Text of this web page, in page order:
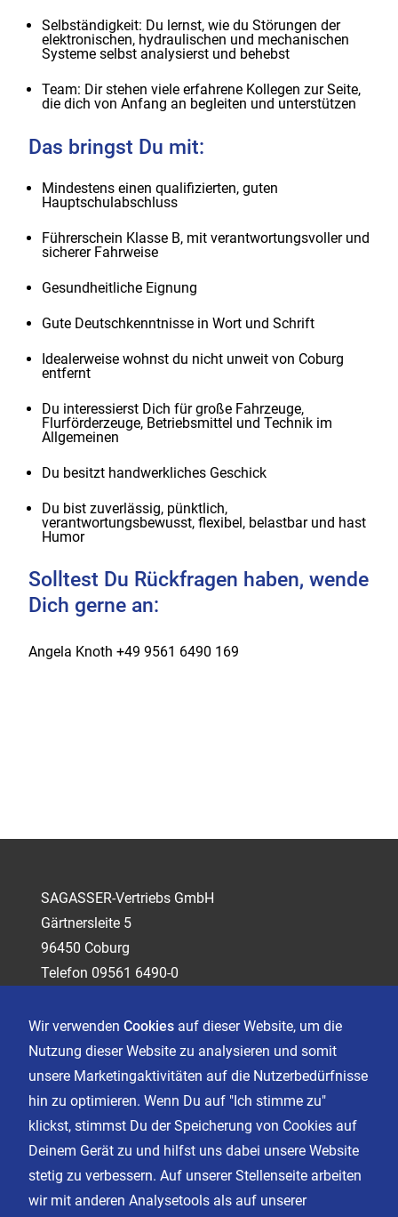
Selbständigkeit: Du lernst, wie du Störungen der
elektronischen, hydraulischen und mechanischen
Systeme selbst analysierst und behebst
Team: Dir stehen viele erfahrene Kollegen zur Seite,
die dich von Anfang an begleiten und unterstützen
Das bringst Du mit:
Mindestens einen qualifizierten, guten
Hauptschulabschluss
Führerschein Klasse B, mit verantwortungsvoller und
sicherer Fahrweise
Gesundheitliche Eignung
Gute Deutschkenntnisse in Wort und Schrift
Idealerweise wohnst du nicht unweit von Coburg
entfernt
Du interessierst Dich für große Fahrzeuge,
Flurförderzeuge, Betriebsmittel und Technik im
Allgemeinen
Du besitzt handwerkliches Geschick
Du bist zuverlässig, pünktlich,
verantwortungsbewusst, flexibel, belastbar und hast
Humor
Solltest Du Rückfragen haben, wende
Dich gerne an:
Angela Knoth +49 9561 6490 169
SAGASSER-Vertriebs GmbH
Gärtnersleite 5
96450 Coburg
Telefon 09561 6490-0
Impressum
Datenschutz
AGB
Wir verwenden Cookies auf dieser Website, um die
Nutzung dieser Website zu analysieren und somit
unsere Marketingaktivitäten auf die Nutzerbedürfnisse
hin zu optimieren. Wenn Du auf "Ich stimme zu"
klickst, stimmst Du der Speicherung von Cookies auf
Deinem Gerät zu und hilfst uns dabei unsere Website
stetig zu verbessern. Auf unserer Stellenseite arbeiten
wir mit anderen Analysetools als auf unserer